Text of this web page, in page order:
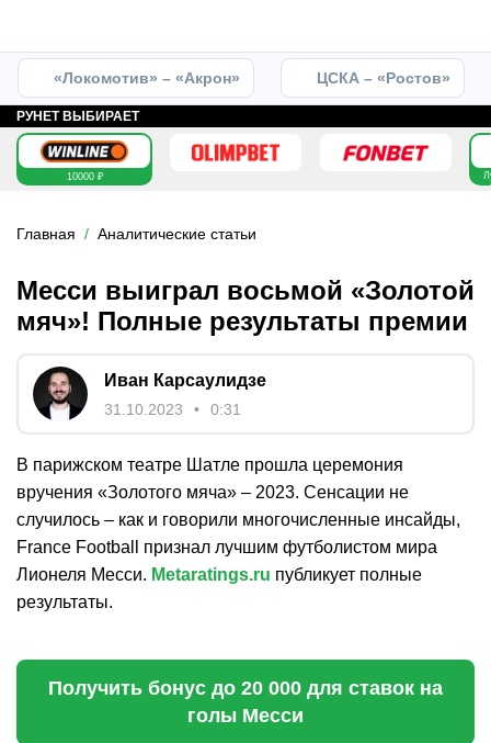
«Локомотив» – «Акрон» ЦСКА – «Ростов»
РУНЕТ ВЫБИРАЕТ
10000 ₽
Главная Аналитические статьи
Месси выиграл восьмой «Золотой
мяч»! Полные результаты премии
Иван Карсаулидзе
31.10.2023 0:31
В парижском театре Шатле прошла церемония
вручения «Золотого мяча» – 2023. Сенсации не
случилось – как и говорили многочисленные инсайды,
France Football признал лучшим футболистом мира
Лионеля Месси. Metaratings.ru публикует полные
результаты.
Получить бонус до 20 000 для ставок на
голы Месси